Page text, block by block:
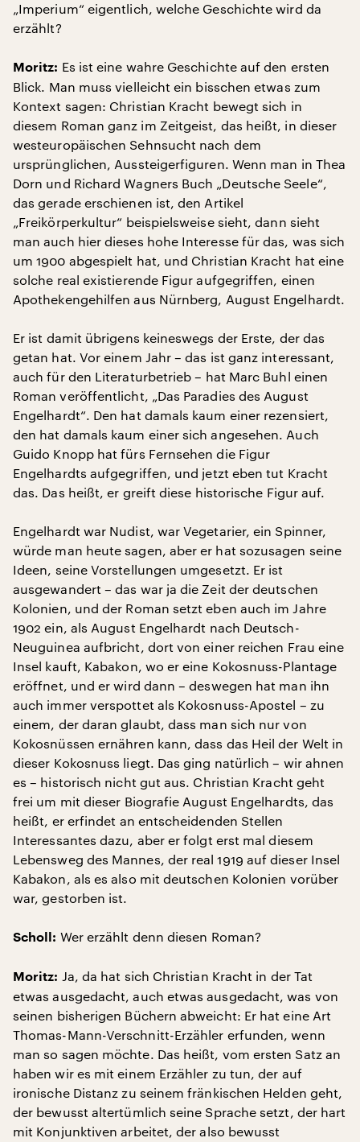
„Imperium“ eigentlich, welche Geschichte wird da
erzählt?
Moritz: Es ist eine wahre Geschichte auf den ersten
Blick. Man muss vielleicht ein bisschen etwas zum
Kontext sagen: Christian Kracht bewegt sich in
diesem Roman ganz im Zeitgeist, das heißt, in dieser
westeuropäischen Sehnsucht nach dem
ursprünglichen, Aussteigerfiguren. Wenn man in Thea
Dorn und Richard Wagners Buch „Deutsche Seele“,
das gerade erschienen ist, den Artikel
„Freikörperkultur“ beispielsweise sieht, dann sieht
man auch hier dieses hohe Interesse für das, was sich
um 1900 abgespielt hat, und Christian Kracht hat eine
solche real existierende Figur aufgegriffen, einen
Apothekengehilfen aus Nürnberg, August Engelhardt.
Er ist damit übrigens keineswegs der Erste, der das
getan hat. Vor einem Jahr – das ist ganz interessant,
auch für den Literaturbetrieb – hat Marc Buhl einen
Roman veröffentlicht, „Das Paradies des August
Engelhardt“. Den hat damals kaum einer rezensiert,
den hat damals kaum einer sich angesehen. Auch
Guido Knopp hat fürs Fernsehen die Figur
Engelhardts aufgegriffen, und jetzt eben tut Kracht
das. Das heißt, er greift diese historische Figur auf.
Engelhardt war Nudist, war Vegetarier, ein Spinner,
würde man heute sagen, aber er hat sozusagen seine
Ideen, seine Vorstellungen umgesetzt. Er ist
ausgewandert – das war ja die Zeit der deutschen
Kolonien, und der Roman setzt eben auch im Jahre
1902 ein, als August Engelhardt nach Deutsch-
Neuguinea aufbricht, dort von einer reichen Frau eine
Insel kauft, Kabakon, wo er eine Kokosnuss-Plantage
eröffnet, und er wird dann – deswegen hat man ihn
auch immer verspottet als Kokosnuss-Apostel – zu
einem, der daran glaubt, dass man sich nur von
Kokosnüssen ernähren kann, dass das Heil der Welt in
dieser Kokosnuss liegt. Das ging natürlich – wir ahnen
es – historisch nicht gut aus. Christian Kracht geht
frei um mit dieser Biografie August Engelhardts, das
heißt, er erfindet an entscheidenden Stellen
Interessantes dazu, aber er folgt erst mal diesem
Lebensweg des Mannes, der real 1919 auf dieser Insel
Kabakon, als es also mit deutschen Kolonien vorüber
war, gestorben ist.
Scholl: Wer erzählt denn diesen Roman?
Moritz: Ja, da hat sich Christian Kracht in der Tat
etwas ausgedacht, auch etwas ausgedacht, was von
seinen bisherigen Büchern abweicht: Er hat eine Art
Thomas-Mann-Verschnitt-Erzähler erfunden, wenn
man so sagen möchte. Das heißt, vom ersten Satz an
haben wir es mit einem Erzähler zu tun, der auf
ironische Distanz zu seinem fränkischen Helden geht,
der bewusst altertümlich seine Sprache setzt, der hart
mit Konjunktiven arbeitet, der also bewusst